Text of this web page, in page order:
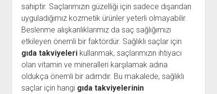
sahiptir. Saçlarımızın güzelliği için sadece dışarıdan
uyguladığımız kozmetik ürünler yeterli olmayabilir.
Beslenme alışkanlıklarımız da saç sağlığımızı
etkileyen önemli bir faktördür. Sağlıklı saçlar için
gıda takviyelerikullanmak, saçlarımızın ihtiyacı
olan vitamin ve mineralleri karşılamak adına
oldukça önemli bir adımdır. Bu makalede, sağlıklı
saçlar için hangi gıda takviyelerinin